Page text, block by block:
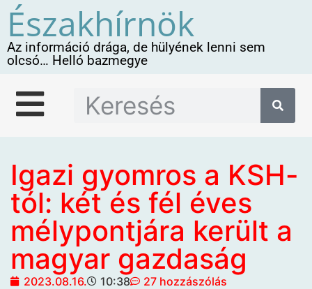
Északhírnök
Az információ drága, de hülyének lenni sem
olcsó… Helló bazmegye
Igazi gyomros a KSH-
tól: két és fél éves
mélypontjára került a
magyar gazdaság
2023.08.16. 10:38 27 hozzászólás